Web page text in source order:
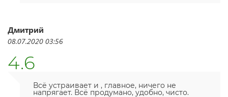
Дмитрий
08.07.2020 03:56
4.6
Всё устраивает и , главное, ничего не
напрягает. Всё продумано, удобно, чисто.